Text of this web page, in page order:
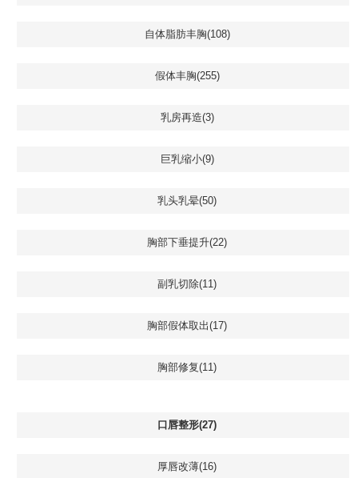
自体脂肪丰胸(108)
假体丰胸(255)
乳房再造(3)
巨乳缩小(9)
乳头乳晕(50)
胸部下垂提升(22)
副乳切除(11)
胸部假体取出(17)
胸部修复(11)
口唇整形(27)
厚唇改薄(16)